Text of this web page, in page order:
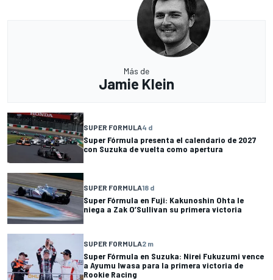
Más de
Jamie Klein
SUPER FORMULA4 d
Super Fórmula presenta el calendario de 2027
con Suzuka de vuelta como apertura
SUPER FORMULA18 d
Super Fórmula en Fuji: Kakunoshin Ohta le
niega a Zak O’Sullivan su primera victoria
SUPER FORMULA2 m
Super Fórmula en Suzuka: Nirei Fukuzumi vence
a Ayumu Iwasa para la primera victoria de
Rookie Racing